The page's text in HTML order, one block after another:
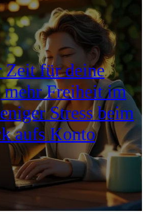
Zeit für deine
Freiheit im
Stress beim
aufs Konto